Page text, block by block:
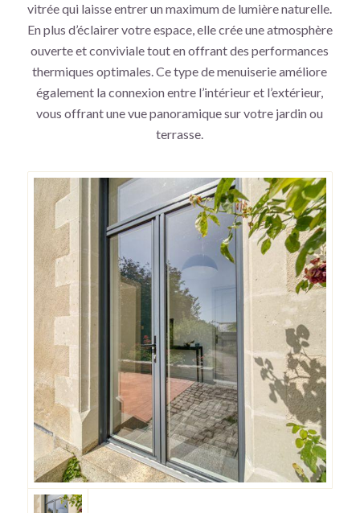
vitrée qui laisse entrer un maximum de lumière naturelle.
En plus d’éclairer votre espace, elle crée une atmosphère
ouverte et conviviale tout en offrant des performances
thermiques optimales. Ce type de menuiserie améliore
également la connexion entre l’intérieur et l’extérieur,
vous offrant une vue panoramique sur votre jardin ou
terrasse.